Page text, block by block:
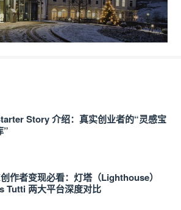
Story 介绍：真实创业者的“灵感宝
”
作者变现必看：灯塔（Lighthouse）
Tutti 两大平台深度对比